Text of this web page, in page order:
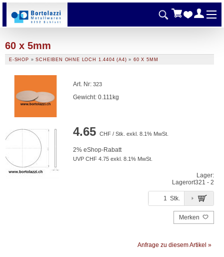
60 x 5mm
E-SHOP »SCHEIBEN OHNE LOCH 1.4404 (A4) »60 X 5MM
Art. Nr: 323
Gewicht: 0.111kg
4.65 CHF / Stk. exkl. 8.1% MwSt.
2% eShop-Rabatt
UVP CHF 4.75 exkl. 8.1% MwSt.
Lager:
Lagerort321 - 2
Stk.
Merken
Anfrage zu diesem Artikel »